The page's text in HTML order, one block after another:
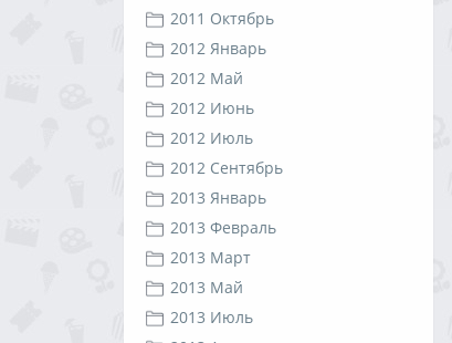
2011 Октябрь
2012 Январь
2012 Май
2012 Июнь
2012 Июль
2012 Сентябрь
2013 Январь
2013 Февраль
2013 Март
2013 Май
2013 Июль